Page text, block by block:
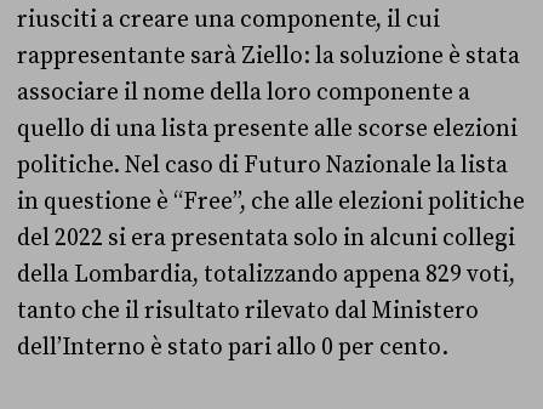
riusciti a creare una componente, il cui
rappresentante sarà Ziello: la soluzione è stata
associare il nome della loro componente a
quello di una lista presente alle scorse elezioni
politiche. Nel caso di Futuro Nazionale la lista
in questione è “Free”, che alle elezioni politiche
del 2022 si era presentata solo in alcuni collegi
della Lombardia, totalizzando appena 829 voti,
tanto che il risultato rilevato dal Ministero
dell’Interno è stato pari allo 0 per cento.